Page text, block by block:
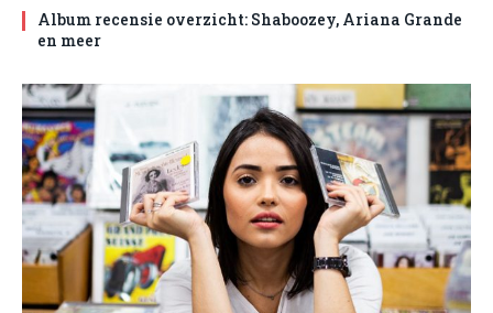
Album recensie overzicht: Shaboozey, Ariana Grande
en meer